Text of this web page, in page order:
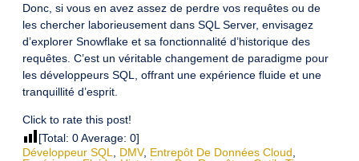
Donc, si vous en avez assez de perdre vos requêtes ou de
les chercher laborieusement dans SQL Server, envisagez
d’explorer Snowflake et sa fonctionnalité d’historique des
requêtes. C’est un véritable changement de paradigme pour
les développeurs SQL, offrant une expérience fluide et une
tranquillité d’esprit.
Click to rate this post!
[Total: 0Average: 0]
Développeur SQL
DMV, Entrepôt De Données Cloud